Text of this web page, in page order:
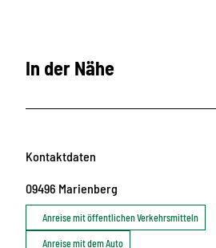
In der Nähe
Kontaktdaten
09496 Marienberg
Anreise mit öffentlichen Verkehrsmitteln
Anreise mit dem Auto